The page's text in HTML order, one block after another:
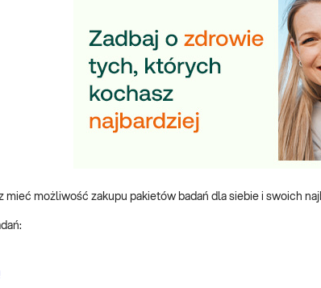
mieć możliwość zakupu pakietów badań dla siebie i swoich